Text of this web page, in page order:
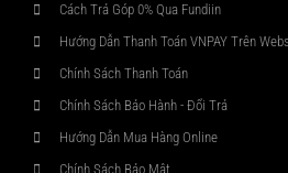
Cách Trả Góp 0% Qua Fundiin
Hướng Dẫn Thanh Toán VNPAY Trên
Chính Sách Thanh Toán
Chính Sách Bảo Hành - Đổi Trả
Hướng Dẫn Mua Hàng Online
Chính Sách Bảo Mật